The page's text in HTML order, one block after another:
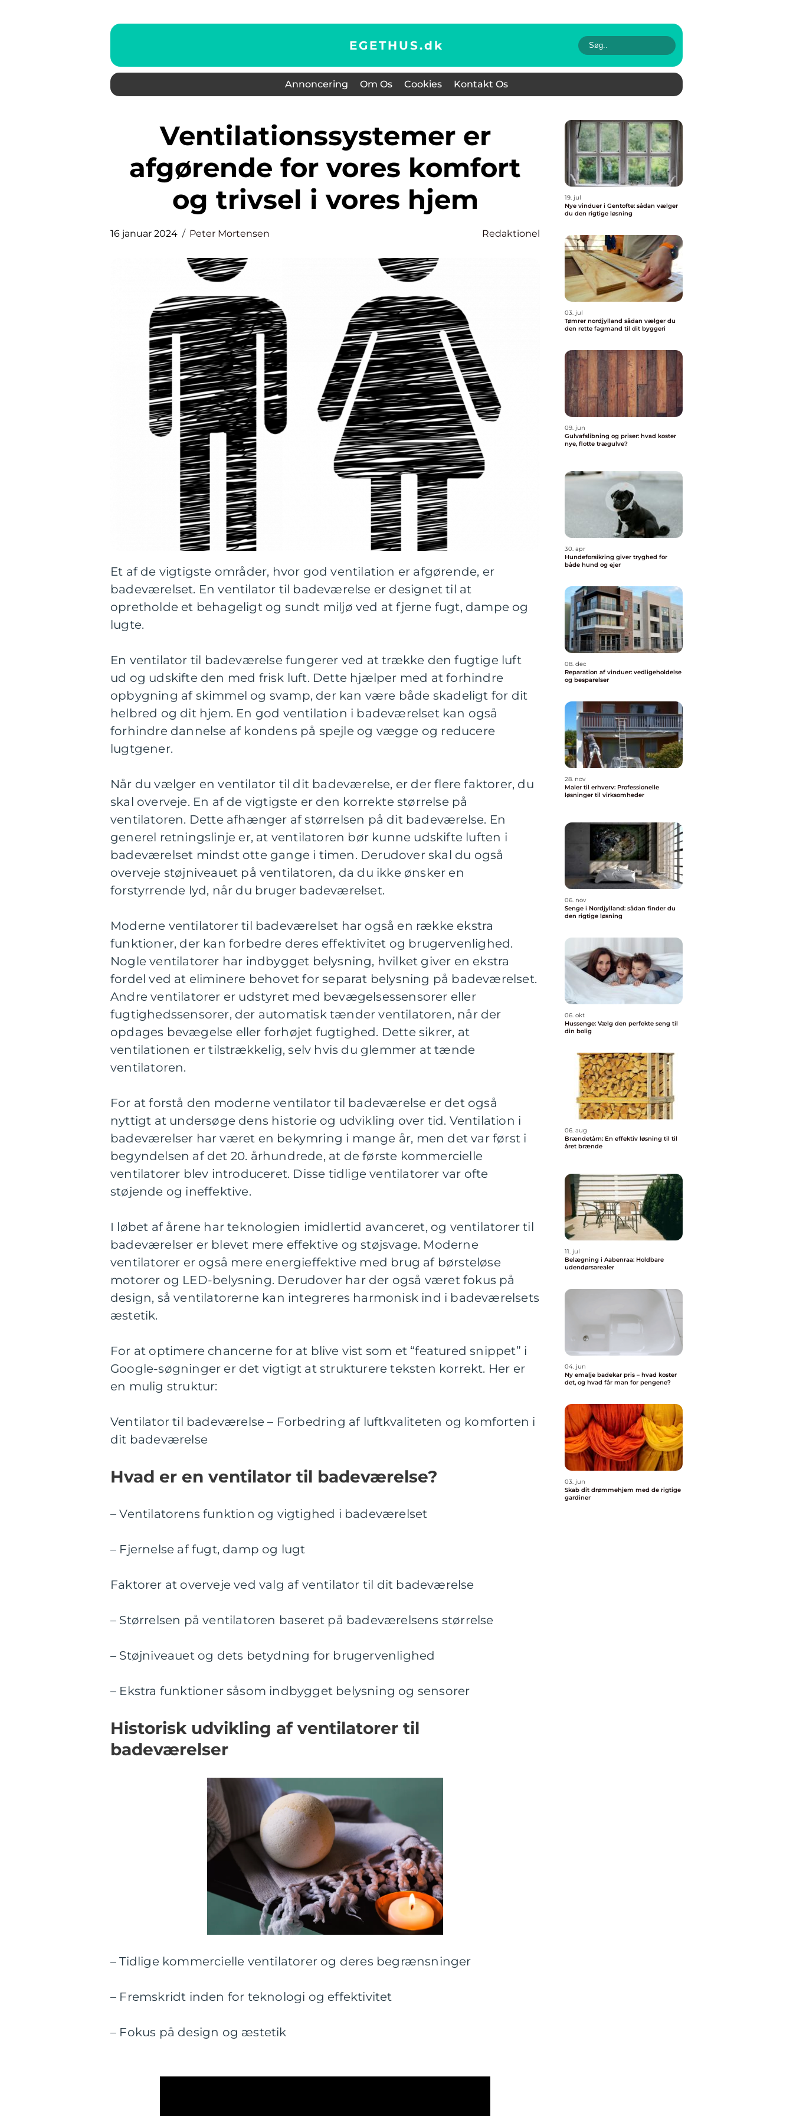
EGETHUS.dk
Annoncering Om Os Cookies Kontakt Os
Ventilationssystemer er
afgørende for vores komfort
og trivsel i vores hjem
16 januar 2024 Peter Mortensen Redaktionel
Et af de vigtigste områder, hvor god ventilation er afgørende, er
badeværelset. En ventilator til badeværelse er designet til at
opretholde et behageligt og sundt miljø ved at fjerne fugt, dampe og
lugte.
En ventilator til badeværelse fungerer ved at trække den fugtige luft
ud og udskifte den med frisk luft. Dette hjælper med at forhindre
opbygning af skimmel og svamp, der kan være både skadeligt for dit
helbred og dit hjem. En god ventilation i badeværelset kan også
forhindre dannelse af kondens på spejle og vægge og reducere
lugtgener.
Når du vælger en ventilator til dit badeværelse, er der flere faktorer, du
skal overveje. En af de vigtigste er den korrekte størrelse på
ventilatoren. Dette afhænger af størrelsen på dit badeværelse. En
generel retningslinje er, at ventilatoren bør kunne udskifte luften i
badeværelset mindst otte gange i timen. Derudover skal du også
overveje støjniveauet på ventilatoren, da du ikke ønsker en
forstyrrende lyd, når du bruger badeværelset.
Moderne ventilatorer til badeværelset har også en række ekstra
funktioner, der kan forbedre deres effektivitet og brugervenlighed.
Nogle ventilatorer har indbygget belysning, hvilket giver en ekstra
fordel ved at eliminere behovet for separat belysning på badeværelset.
Andre ventilatorer er udstyret med bevægelsessensorer eller
fugtighedssensorer, der automatisk tænder ventilatoren, når der
opdages bevægelse eller forhøjet fugtighed. Dette sikrer, at
ventilationen er tilstrækkelig, selv hvis du glemmer at tænde
ventilatoren.
For at forstå den moderne ventilator til badeværelse er det også
nyttigt at undersøge dens historie og udvikling over tid. Ventilation i
badeværelser har været en bekymring i mange år, men det var først i
begyndelsen af det 20. århundrede, at de første kommercielle
ventilatorer blev introduceret. Disse tidlige ventilatorer var ofte
støjende og ineffektive.
I løbet af årene har teknologien imidlertid avanceret, og ventilatorer til
badeværelser er blevet mere effektive og støjsvage. Moderne
ventilatorer er også mere energieffektive med brug af børsteløse
motorer og LED-belysning. Derudover har der også været fokus på
design, så ventilatorerne kan integreres harmonisk ind i badeværelsets
æstetik.
For at optimere chancerne for at blive vist som et “featured snippet” i
Google-søgninger er det vigtigt at strukturere teksten korrekt. Her er
en mulig struktur:
Ventilator til badeværelse – Forbedring af luftkvaliteten og komforten i
dit badeværelse
Hvad er en ventilator til badeværelse?
– Ventilatorens funktion og vigtighed i badeværelset
– Fjernelse af fugt, damp og lugt
Faktorer at overveje ved valg af ventilator til dit badeværelse
– Størrelsen på ventilatoren baseret på badeværelsens størrelse
– Støjniveauet og dets betydning for brugervenlighed
– Ekstra funktioner såsom indbygget belysning og sensorer
Historisk udvikling af ventilatorer til
badeværelser
– Tidlige kommercielle ventilatorer og deres begrænsninger
– Fremskridt inden for teknologi og effektivitet
– Fokus på design og æstetik
19. jul
Nye vinduer i Gentofte: sådan vælger
du den rigtige løsning
03. jul
Tømrer nordjylland sådan vælger du
den rette fagmand til dit byggeri
09. jun
Gulvafslibning og priser: hvad koster
nye, flotte trægulve?
30. apr
Hundeforsikring giver tryghed for
både hund og ejer
08. dec
Reparation af vinduer: vedligeholdelse
og besparelser
28. nov
Maler til erhverv: Professionelle
løsninger til virksomheder
06. nov
Senge i Nordjylland: sådan finder du
den rigtige løsning
06. okt
Hussenge: Vælg den perfekte seng til
din bolig
06. aug
Brændetårn: En effektiv løsning til til
året brænde
11. jul
Belægning i Aabenraa: Holdbare
udendørsarealer
04. jun
Ny emalje badekar pris – hvad koster
det, og hvad får man for pengene?
03. jun
Skab dit drømmehjem med de rigtige
gardiner